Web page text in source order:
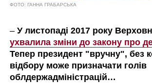
ФОТО: ГАННА ГРАБАРСЬКА
– У листопаді 2017 року
ухвалила зміни до закону про
Тепер президент "вручну", без
відбору може призначати голів
облдержадміністрацій…